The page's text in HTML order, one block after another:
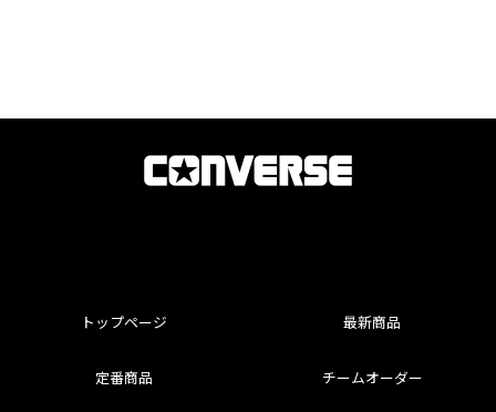
トップページ 最新商品
定番商品 チームオーダー